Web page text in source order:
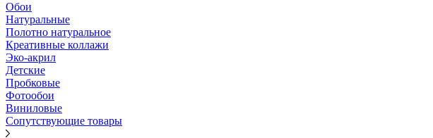
Обои
Натуральные
Полотно натуральное
Креативные коллажи
Эко-акрил
Детские
Пробковые
Фотообои
Виниловые
Сопутствующие товары